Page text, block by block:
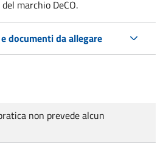
marchio DeCO.
documenti da allegare
non prevede alcun